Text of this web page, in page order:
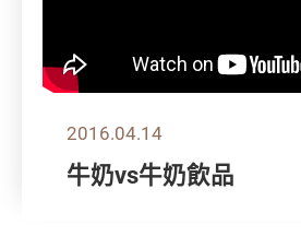
2016.04.14
牛奶vs牛奶飲品